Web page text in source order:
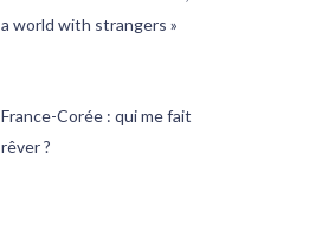
a world with strangers »
France-Corée : qui me fait
rêver ?